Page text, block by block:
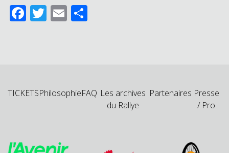
Facebook
Twitter
Email
TICKETSPhilosophieFAQ Les archives
du Rallye
Partenaires Presse
/ Pro